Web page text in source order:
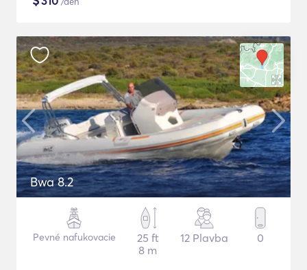
Bwa 8.2
Pevné nafukovacie
25 ft
8 m
12 Plavba 0